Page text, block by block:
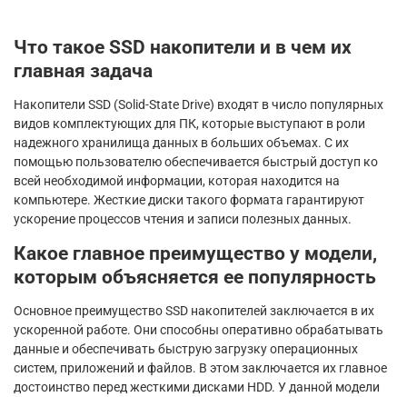
Что такое SSD накопители и в чем их
главная задача
Накопители SSD (Solid-State Drive) входят в число популярных
видов комплектующих для ПК, которые выступают в роли
надежного хранилища данных в больших объемах. С их
помощью пользователю обеспечивается быстрый доступ ко
всей необходимой информации, которая находится на
компьютере. Жесткие диски такого формата гарантируют
ускорение процессов чтения и записи полезных данных.
Какое главное преимущество у модели,
которым объясняется ее популярность
Основное преимущество SSD накопителей заключается в их
ускоренной работе. Они способны оперативно обрабатывать
данные и обеспечивать быструю загрузку операционных
систем, приложений и файлов. В этом заключается их главное
достоинство перед жесткими дисками HDD. У данной модели